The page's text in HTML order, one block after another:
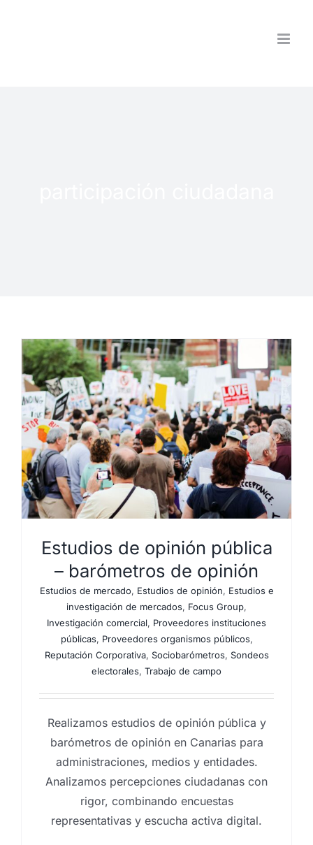
Estudios de opinión pública
– barómetros de opinión
Estudios de mercado, Estudios de opinión, Estudios e
investigación de mercados, Focus Group,
Investigación comercial, Proveedores instituciones
públicas, Proveedores organismos públicos,
Reputación Corporativa, Sociobarómetros, Sondeos
electorales, Trabajo de campo
Realizamos estudios de opinión pública y
barómetros de opinión en Canarias para
administraciones, medios y entidades.
Analizamos percepciones ciudadanas con
rigor, combinando encuestas
representativas y escucha activa digital.